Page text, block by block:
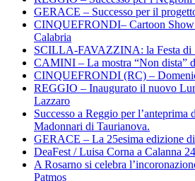
GERACE – Successo per il
CINQUEFRONDI– Cartoon Show
Calabria
SCILLA-FAVAZZINA: la Festa di
CAMINI – La mostra “Non dista”
CINQUEFRONDI (RC) –
REGGIO – Inaugurato il nuovo
Lazzaro
Successo a Reggio per l’anteprima
Madonnari di Taurianova.
GERACE – La 25esima edizione
DeaFest / Luisa Corna a Calanna
A Rosarno si celebra
Patmos